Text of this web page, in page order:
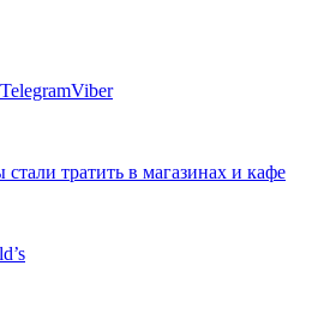
TelegramViber
тратить в магазинах и кафе